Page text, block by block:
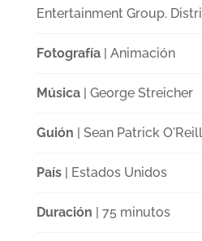
Entertainment Group.
Fotografía| Animación
Música| George Streicher
Guión | Sean Patrick
País| Estados Unidos
Duración | 75 minutos